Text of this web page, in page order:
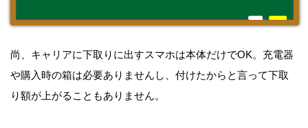
尚、キャリアに下取りに出すスマホは本体だけでOK。充電器
や購入時の箱は必要ありませんし、付けたからと言って下取
り額が上がることもありません。